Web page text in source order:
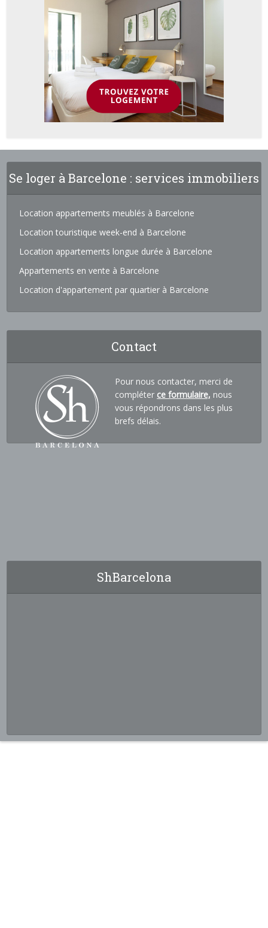
Se loger à Barcelone : services immobiliers
Location appartements meublés à Barcelone
Location touristique week-end à Barcelone
Location appartements longue durée à Barcelone
Appartements en vente à Barcelone
Location d'appartement par quartier à Barcelone
Contact
Pour nous contacter, merci de
compléter ce formulaire, nous
vous répondrons dans les plus
brefs délais.
ShBarcelona